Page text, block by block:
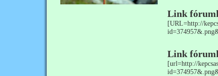
Link
[URL=http://
Link
[url=http://